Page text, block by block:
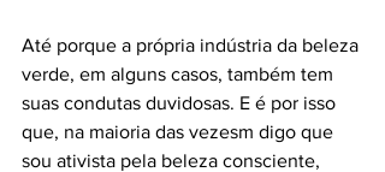
Até porque a própria indústria da beleza
verde, em alguns casos, também tem
suas condutas duvidosas. E é por isso
que, na maioria das vezesm digo que
sou ativista pela beleza consciente,